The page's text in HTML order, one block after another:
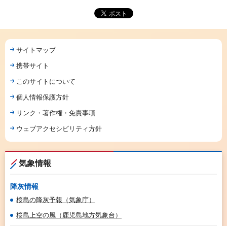
サイトマップ
携帯サイト
このサイトについて
個人情報保護方針
リンク・著作権・免責事項
ウェブアクセシビリティ方針
気象情報
降灰情報
桜島の降灰予報（気象庁）
桜島上空の風（鹿児島地方気象台）